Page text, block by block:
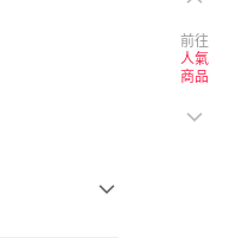
前往
人氣
商品